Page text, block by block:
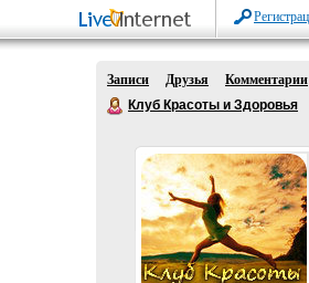
Записи Друзья
Комментарии
Клуб Красоты и Здоровья